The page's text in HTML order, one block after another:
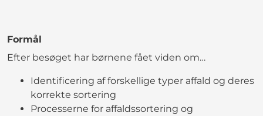
Formål
Efter besøget har børnene fået viden om…
Identificering af forskellige typer affald og deres
korrekte sortering
Processerne for affaldssortering og